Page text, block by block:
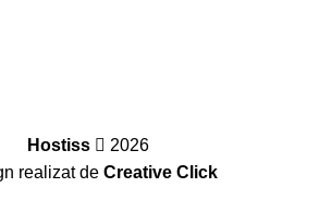
Hostiss
2026
realizat de Creative Click